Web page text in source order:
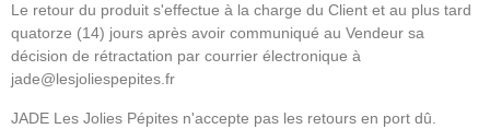
Le retour du produit s'effectue à la charge du Client et au plus tard
quatorze (14) jours après avoir communiqué au Vendeur sa
décision de rétractation par courrier électronique à
jade@lesjoliespepites.fr
JADE Les Jolies Pépites n'accepte pas les retours en port dû.